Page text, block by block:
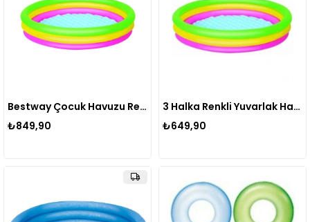
Bestway Çocuk Havuzu Renkli 3 Bölmeli 152x30 cm.
₺849,90
3 Halka Renkli Yuvarlak Havuz
₺649,90